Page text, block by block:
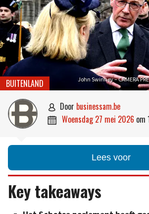
John Swinney – CAMERA
BUITENLAND
 door businessam.be
 woensdag 27 mei 2026 om
Lees voor
Key takeaways